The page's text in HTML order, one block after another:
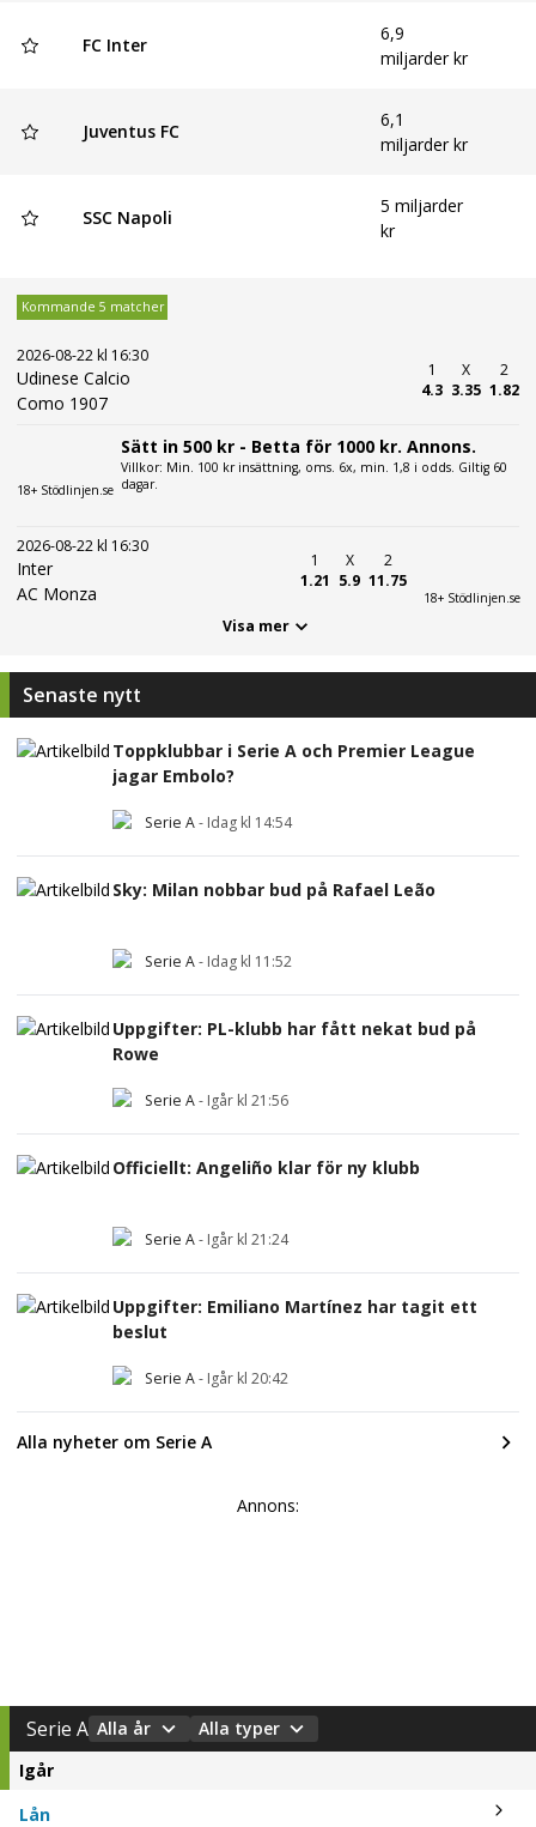
FC Inter
6,9
miljarder kr
Juventus FC
6,1
miljarder kr
SSC Napoli
5 miljarder
kr
Kommande 5 matcher
2026-08-22 kl 16:30
Udinese Calcio
Como 1907
1
4.3
X
3.35
2
1.82
18+ Stödlinjen.se
Sätt in 500 kr - Betta för 1000 kr. Annons.
Villkor: Min. 100 kr insättning, oms. 6x, min. 1,8 i odds. Giltig 60
dagar.
2026-08-22 kl 16:30
Inter
AC Monza
1
1.21
X
5.9
2
11.75
18+ Stödlinjen.se
Visa mer
Senaste nytt
Toppklubbar i Serie A och Premier League
jagar Embolo?
Serie A- Idag kl 14:54
Sky: Milan nobbar bud på Rafael Leão
Serie A- Idag kl 11:52
Uppgifter: PL-klubb har fått nekat bud på
Rowe
Serie A- Igår kl 21:56
Officiellt: Angeliño klar för ny klubb
Serie A- Igår kl 21:24
Uppgifter: Emiliano Martínez har tagit ett
beslut
Serie A- Igår kl 20:42
Alla nyheter om Serie A
Annons:
Serie A Alla år
Alla typer
Igår
Lån